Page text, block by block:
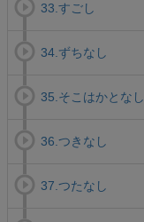
33.すごし
34.ずちなし
35.そこはかとなし
36.つきなし
37.つたなし